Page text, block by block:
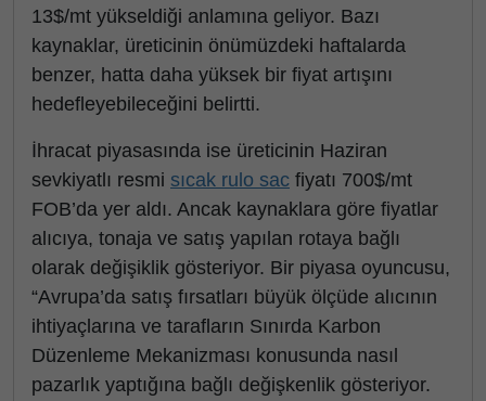
13$/mt yükseldiği anlamına geliyor. Bazı
kaynaklar, üreticinin önümüzdeki haftalarda
benzer, hatta daha yüksek bir fiyat artışını
hedefleyebileceğini belirtti.
İhracat piyasasında ise üreticinin Haziran
sevkiyatlı resmi sıcak rulo sac fiyatı 700$/mt
FOB’da yer aldı. Ancak kaynaklara göre fiyatlar
alıcıya, tonaja ve satış yapılan rotaya bağlı
olarak değişiklik gösteriyor. Bir piyasa oyuncusu,
“Avrupa’da satış fırsatları büyük ölçüde alıcının
ihtiyaçlarına ve tarafların Sınırda Karbon
Düzenleme Mekanizması konusunda nasıl
pazarlık yaptığına bağlı değişkenlik gösteriyor.